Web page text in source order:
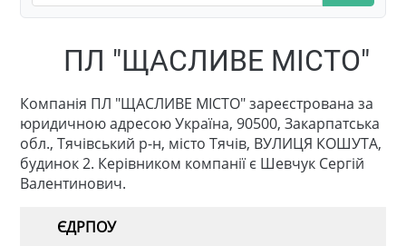
ПЛ "ЩАСЛИВЕ МІСТО"
Компанія ПЛ "ЩАСЛИВЕ МІСТО" зареєстрована за
юридичною адресою Україна, 90500, Закарпатська
обл., Тячівський р-н, місто Тячів, ВУЛИЦЯ КОШУТА,
будинок 2. Керівником компанії є Шевчук Сергій
Валентинович.
ЄДРПОУ